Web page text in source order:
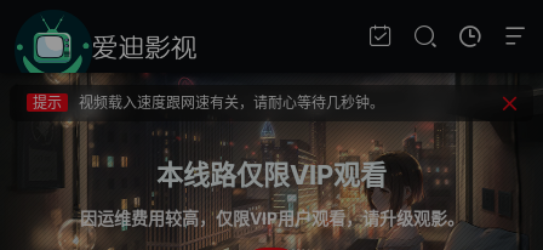
提示
提示
如果无法播放请重新刷新页面，或者切换线路。
提示
视频载入速度跟网速有关，请耐心等待几秒钟。
不要轻易相信视频中的广告，谨防上当受骗!
本线路仅限VIP观看
因运维费用较高，仅限VIP用户观看，请升级观影。